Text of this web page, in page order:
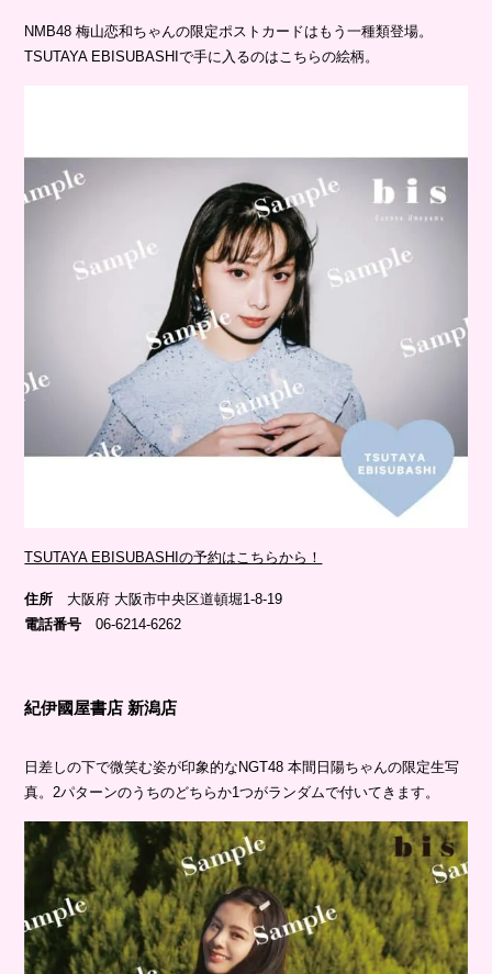
NMB48 梅山恋和ちゃんの限定ポストカードはもう一種類登場。
TSUTAYA EBISUBASHIで手に入るのはこちらの絵柄。
TSUTAYA EBISUBASHIの予約はこちらから！
住所 大阪府 大阪市中央区道頓堀1-8-19
電話番号 06-6214-6262
紀伊國屋書店 新潟店
日差しの下で微笑む姿が印象的なNGT48 本間日陽ちゃんの限定生写
真。2パターンのうちのどちらか1つがランダムで付いてきます。